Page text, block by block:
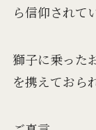
ら信仰されて
獅子に乗った
を携えておら